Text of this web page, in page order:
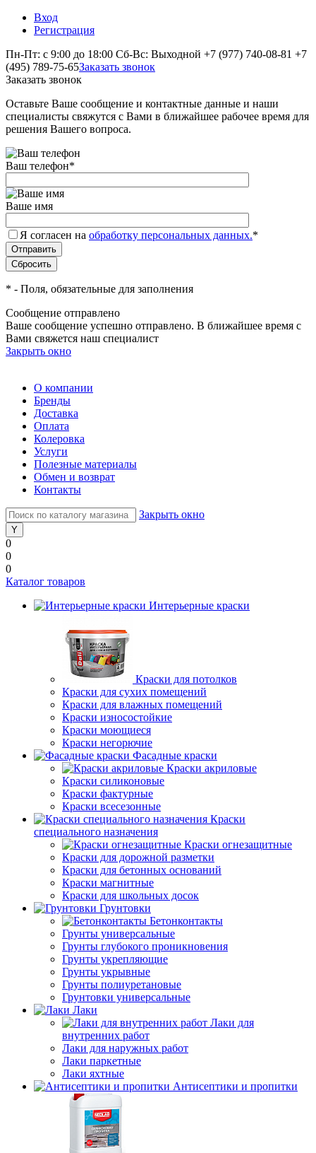
Вход
Регистрация
Пн-Пт: с 9:00 до 18:00 Сб-Вс: Выходной +7 (977) 740-08-81 +7
(495) 789-75-65Заказать звонок
Заказать звонок
Оставьте Ваше сообщение и контактные данные и наши
специалисты свяжутся с Вами в ближайшее рабочее время для
решения Вашего вопроса.
Ваш телефон*
Ваше имя
Я согласен на обработку персональных данных.*
* - Поля, обязательные для заполнения
Сообщение отправлено
Ваше сообщение успешно отправлено. В ближайшее время с
Вами свяжется наш специалист
Закрыть окно
О компании
Бренды
Доставка
Оплата
Колеровка
Услуги
Полезные материалы
Обмен и возврат
Контакты
Закрыть окно
0
0
0
Каталог товаров
Интерьерные краски
Краски для потолков
Краски для сухих помещений
Краски для влажных помещений
Краски износостойкие
Краски моющиеся
Краски негорючие
Фасадные краски
Краски акриловые
Краски силиконовые
Краски фактурные
Краски всесезонные
Краски
специального назначения
Краски огнезащитные
Краски для дорожной разметки
Краски для бетонных оснований
Краски магнитные
Краски для школьных досок
Грунтовки
Бетонконтакты
Грунты универсальные
Грунты глубокого проникновения
Грунты укрепляющие
Грунты укрывные
Грунты полиуретановые
Грунтовки универсальные
Лаки
Лаки для
внутренних работ
Лаки для наружных работ
Лаки паркетные
Лаки яхтные
Антисептики и пропитки